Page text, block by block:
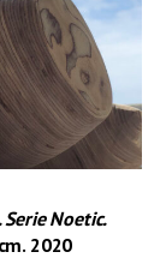
Noetic.
2020